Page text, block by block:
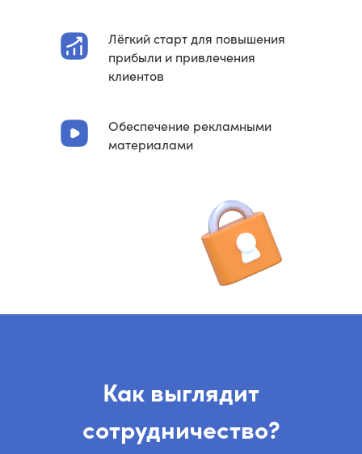
Лёгкий старт для повышения
прибыли и привлечения
клиентов
Обеспечение рекламными
материалами
Как выглядит
сотрудничество?